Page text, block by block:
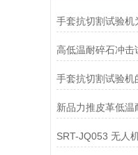
手套抗切割试验机
新品力推皮革低